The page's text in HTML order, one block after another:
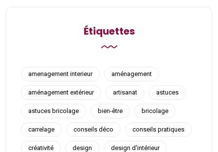
Étiquettes
amenagement interieur aménagement
aménagement extérieur artisanat astuces
astuces bricolage bien-être bricolage
carrelage conseils déco conseils pratiques
créativité design design d'intérieur